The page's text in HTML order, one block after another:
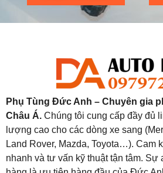
Phụ Tùng Đức Anh – Chuyên gia
Châu Á. Chúng tôi cung cấp đầy đủ
lượng cao cho các dòng xe sang
Land Rover, Mazda, Toyota…). Cam
nhanh và tư vấn kỹ thuật tận tâm. Sự